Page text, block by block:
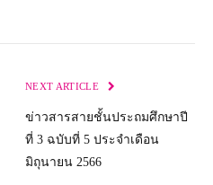
NEXT ARTICLE
ข่าวสารสายชั้นประถมศึกษาปี
ที่ 3 ฉบับที่ 5 ประจำเดือน
มิถุนายน 2566